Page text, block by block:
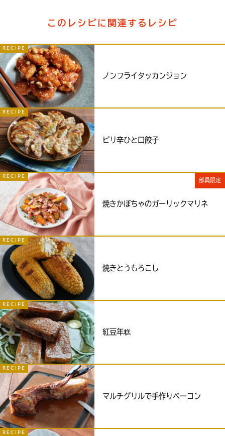
このレシピに関連するレシピ
RECIPE
ノンフライタッカンジョン
RECIPE
ピリ辛ひと口餃子
RECIPE
部員限定
焼きかぼちゃのガーリックマリネ
RECIPE
焼きとうもろこし
RECIPE
紅豆年糕
RECIPE
マルチグリルで手作りベーコン
RECIPE